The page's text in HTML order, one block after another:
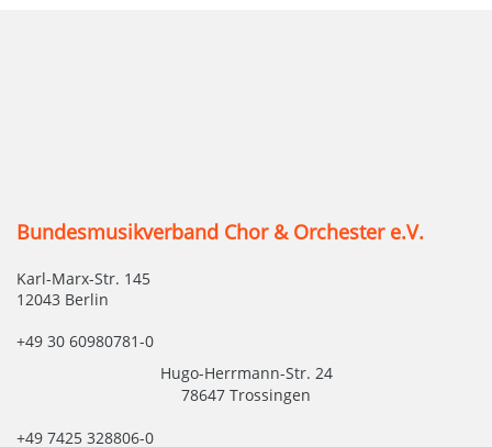
Bundesmusikverband Chor & Orchester e.V.
Karl-Marx-Str. 145
12043 Berlin
+49 30 60980781-0
Hugo-Herrmann-Str. 24
78647 Trossingen
+49 7425 328806-0